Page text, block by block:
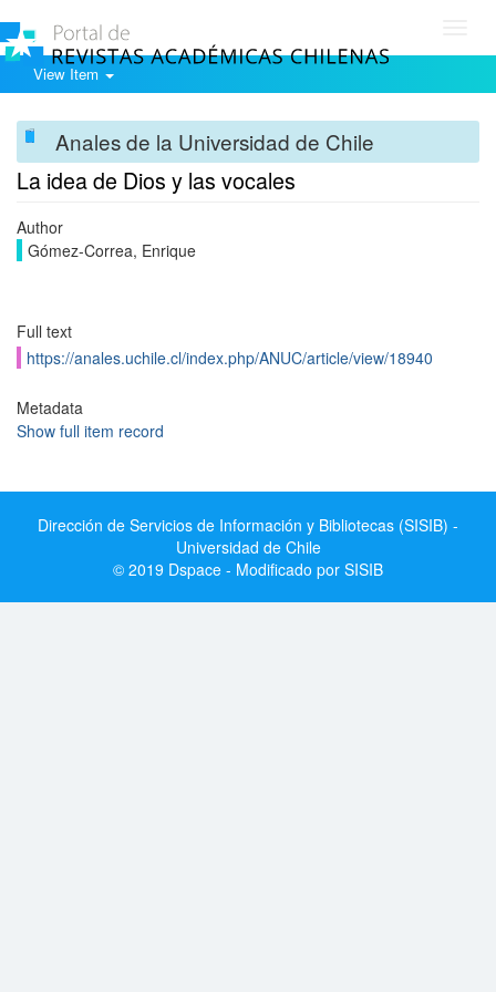
View Item
Anales de la Universidad de Chile
La idea de Dios y las vocales
Author
Gómez-Correa, Enrique
Full text
https://anales.uchile.cl/index.php/ANUC/article/view/18940
Metadata
Show full item record
Dirección de Servicios de Información y Bibliotecas (SISIB) -
Universidad de Chile
© 2019 Dspace - Modificado por SISIB